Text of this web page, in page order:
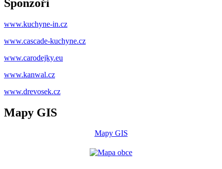
Sponzoři
www.kuchyne-in.cz
www.cascade-kuchyne.cz
www.carodejky.eu
www.kanwal.cz
www.drevosek.cz
Mapy GIS
Mapy GIS